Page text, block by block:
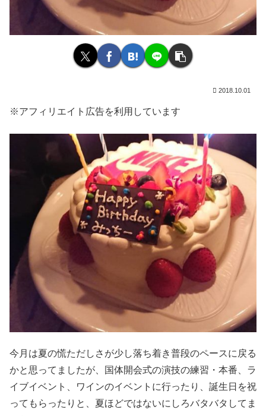
2018.10.01
※アフィリエイト広告を利用しています
今月は夏の慌ただしさが少し落ち着き普段のペースに戻る
かと思ってましたが、国体開会式の演技の練習・本番、ラ
イブイベント、ワインのイベントに行ったり、誕生日を祝
ってもらったりと、夏ほどではないにしろバタバタしてま